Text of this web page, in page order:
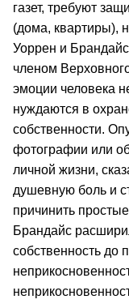
газет, требуют
(дома, квартиры),
Уоррен и
членом
эмоции человека
нуждаются в
собственности.
фотографии или
личной жизни,
душевную боль и
причинить
Брандайс
собственность до